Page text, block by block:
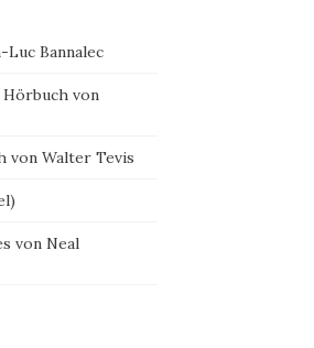
Bannalec
von
von Walter Tevis
von Neal